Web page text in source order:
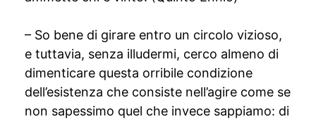
– So bene di girare entro un circolo vizioso,
e tuttavia, senza illudermi, cerco almeno di
dimenticare questa orribile condizione
dell’esistenza che consiste nell’agire come se
non sapessimo quel che invece sappiamo: di